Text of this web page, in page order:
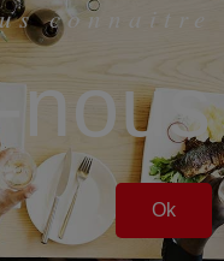
connaitre
nous
Ok